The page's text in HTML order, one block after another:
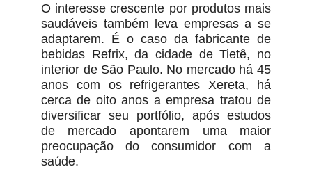
O interesse crescente por produtos mais
saudáveis também leva empresas a se
adaptarem. É o caso da fabricante de
bebidas Refrix, da cidade de Tietê, no
interior de São Paulo. No mercado há 45
anos com os refrigerantes Xereta, há
cerca de oito anos a empresa tratou de
diversificar seu portfólio, após estudos
de mercado apontarem uma maior
preocupação do consumidor com a
saúde.